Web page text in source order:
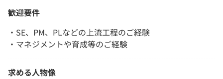
歓迎要件
・SE、PM、PLなどの上流工程のご経験
・マネジメントや育成等のご経験
求める人物像